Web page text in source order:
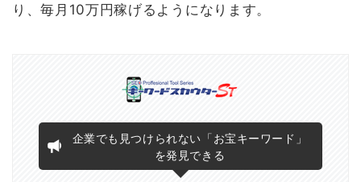
り、毎月10万円稼げるようになります。
企業でも見つけられない「お宝キーワード」
を発見できる